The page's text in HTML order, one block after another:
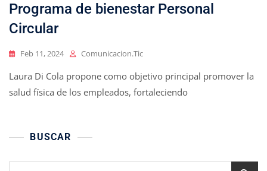
Programa de bienestar Personal
Circular
Feb 11, 2024 Comunicacion.tic
Laura Di Cola propone como objetivo principal promover la
salud física de los empleados, fortaleciendo
BUSCAR